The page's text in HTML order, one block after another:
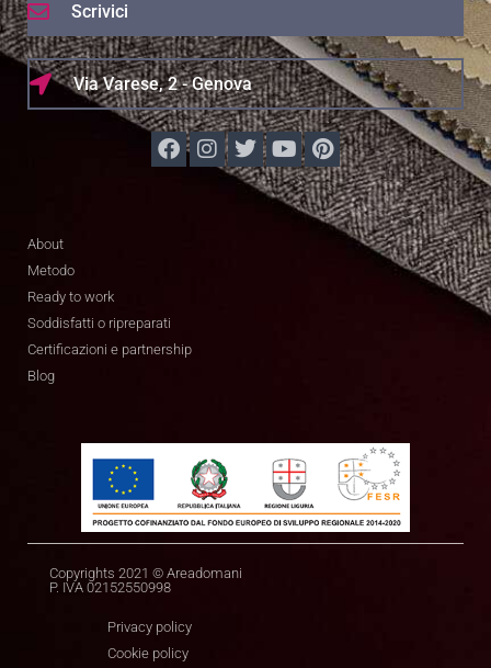
Scrivici
Via Varese, 2 - Genova
About
Metodo
Ready to work
Soddisfatti o ripreparati
Certificazioni e partnership
Blog
Copyrights 2021 © Areadomani
P. IVA 02152550998
Privacy policy
Cookie policy